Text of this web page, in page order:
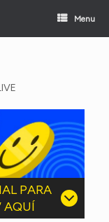
Menu
PARA
AQUÍ